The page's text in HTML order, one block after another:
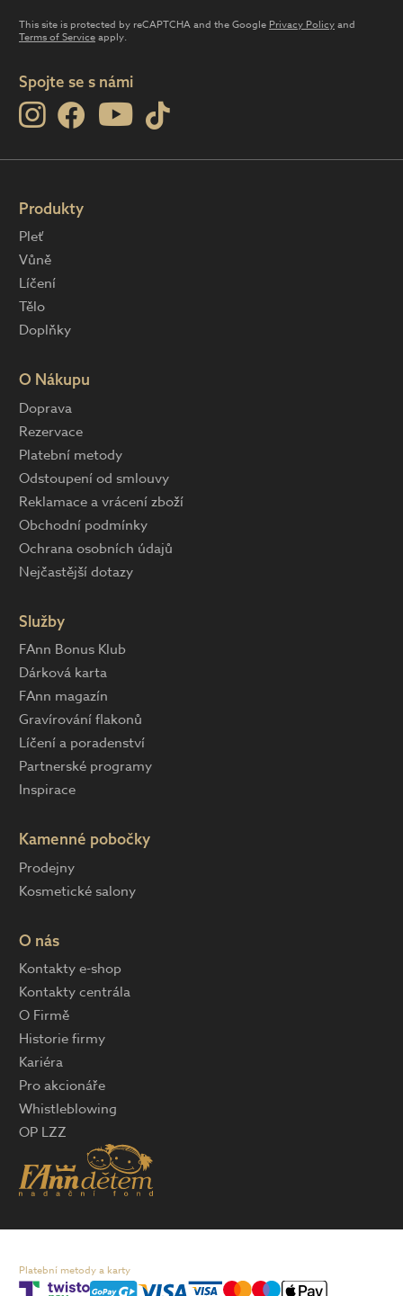
This site is protected by reCAPTCHA and the Google Privacy Policyand
Terms of Serviceapply.
Spojte se s námi
Produkty
Pleť
Vůně
Líčení
Tělo
Doplňky
O Nákupu
Doprava
Rezervace
Platební metody
Odstoupení od smlouvy
Reklamace a vrácení zboží
Obchodní podmínky
Ochrana osobních údajů
Nejčastější dotazy
Služby
FAnn Bonus Klub
Dárková karta
FAnn magazín
Gravírování flakonů
Líčení a poradenství
Partnerské programy
Inspirace
Kamenné pobočky
Prodejny
Kosmetické salony
O nás
Kontakty e-shop
Kontakty centrála
O Firmě
Historie firmy
Kariéra
Pro akcionáře
Whistleblowing
OP LZZ
Platební metody a karty